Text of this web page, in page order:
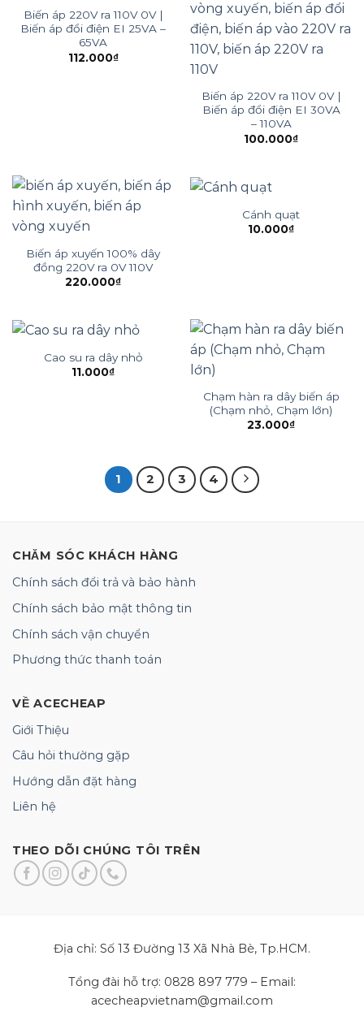
Biến áp 220V ra 110V 0V |
Biến áp đổi điện EI 25VA –
65VA
112.000₫
Biến áp 220V ra 110V 0V |
Biến áp đổi điện EI 30VA
– 110VA
100.000₫
Biến áp xuyến 100% dây
đồng 220V ra 0V 110V
220.000₫
Cánh quạt
10.000₫
Cao su ra dây nhỏ
11.000₫
Chạm hàn ra dây biến áp
(Chạm nhỏ, Chạm lớn)
23.000₫
1 2 3 4
CHĂM SÓC KHÁCH HÀNG
Chính sách đổi trả và bảo hành
Chính sách bảo mật thông tin
Chính sách vận chuyển
Phương thức thanh toán
VỀ ACECHEAP
Giới Thiệu
Câu hỏi thường gặp
Hướng dẫn đặt hàng
Liên hệ
THEO DÕI CHÚNG TÔI TRÊN
Địa chỉ: Số 13 Đường 13 Xã Nhà Bè, Tp.HCM.
Tổng đài hỗ trợ: 0828 897 779 – Email:
acecheapvietnam@gmail.com